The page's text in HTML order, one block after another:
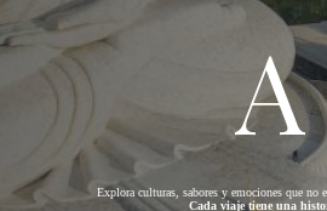
A
Explora culturas, sabores y emociones que no
Cada viaje tiene una